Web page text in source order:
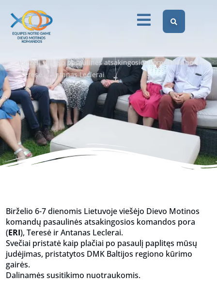
pora – Teresė ir
Antanas Leclerai
Birželį viešėjo pasaulinės atsakingosios komandos pora –
Teresė ir Antanas Leclerai
Birželio 6-7 dienomis Lietuvoje viešėjo Dievo Motinos
komandų pasaulinės atsakingosios komandos pora
(ERI), Teresė ir Antanas Leclerai.
Svečiai pristatė kaip plačiai po pasaulį paplitęs mūsų
judėjimas, pristatytos DMK Baltijos regiono kūrimo
gairės.
Dalinamės susitikimo nuotraukomis.